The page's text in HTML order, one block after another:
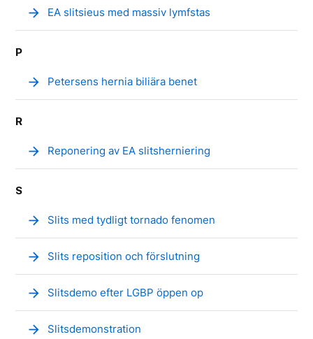
arrow_forward EA slitsieus med massiv lymfstas
P
arrow_forward Petersens hernia biliära benet
R
arrow_forward Reponering av EA slitsherniering
S
arrow_forward Slits med tydligt tornado fenomen
arrow_forward Slits reposition och förslutning
arrow_forward Slitsdemo efter LGBP öppen op
arrow_forward Slitsdemonstration